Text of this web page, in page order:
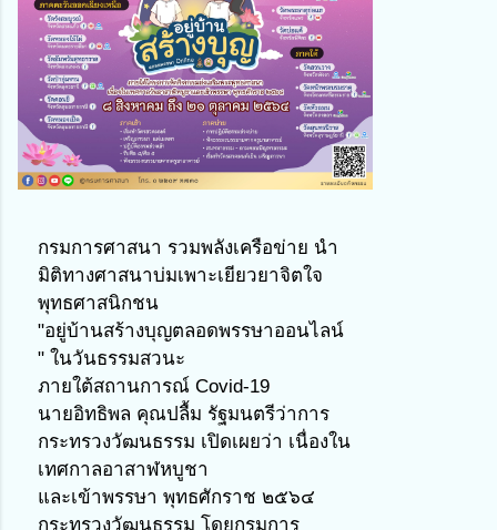
กรมการศาสนา รวมพลังเครือข่าย นำ
มิติทางศาสนาบ่มเพาะเยียวยาจิตใจ
พุทธศาสนิกชน
"อยู่บ้านสร้างบุญตลอดพรรษาออนไลน์
" ในวันธรรมสวนะ
ภายใต้สถานการณ์ Covid-19
นายอิทธิพล คุณปลื้ม รัฐมนตรีว่าการ
กระทรวงวัฒนธรรม เปิดเผยว่า เนื่องใน
เทศกาลอาสาฬหบูชา
และเข้าพรรษา พุทธศักราช ๒๕๖๔
กระทรวงวัฒนธรรม โดยกรมการ